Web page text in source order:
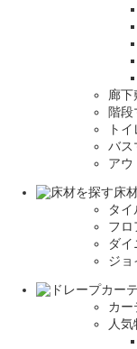
廊下
階段
ト
バス
アウ
床
タイ
フロ
ダ
ジョ
カー
人